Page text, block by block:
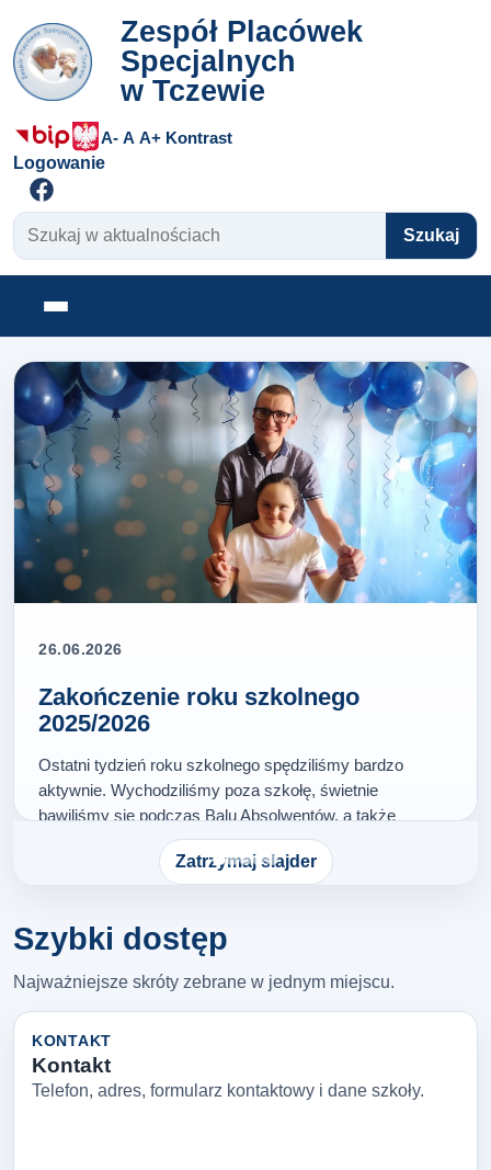
Zespół Placówek
Specjalnych
w Tczewie
A- A A+ Kontrast
Logowanie
Szukaj w aktualnościach
Szukaj
Otwórz menu
Zespół Placówek
26.06.2026
Zakończenie roku szkolnego
2025/2026
Ostatni tydzień roku szkolnego spędziliśmy bardzo
aktywnie. Wychodziliśmy poza szkołę, świetnie
bawiliśmy się podczas Balu Absolwentów, a także
wspólnie rozmawialiśmy, wspominaliśmy i żegnaliśmy
kończący się rok szkolny. Na zakończenie odebraliśmy
Zatrzymaj slajder
Szybki dostęp
Najważniejsze skróty zebrane w jednym miejscu.
KONTAKT
Kontakt
Telefon, adres, formularz kontaktowy i dane szkoły.